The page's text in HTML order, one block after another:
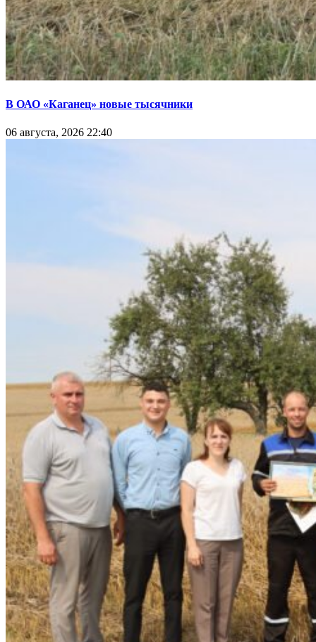
В ОАО «Каганец» новые тысячники
06 августа, 2026 22:40